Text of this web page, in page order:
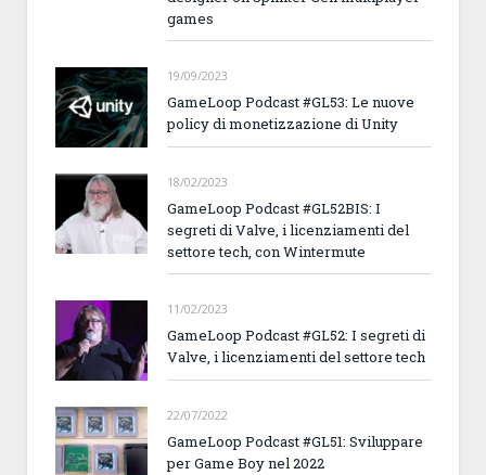
games
19/09/2023
GameLoop Podcast #GL53: Le nuove
policy di monetizzazione di Unity
18/02/2023
GameLoop Podcast #GL52BIS: I
segreti di Valve, i licenziamenti del
settore tech, con Wintermute
11/02/2023
GameLoop Podcast #GL52: I segreti di
Valve, i licenziamenti del settore tech
22/07/2022
GameLoop Podcast #GL51: Sviluppare
per Game Boy nel 2022